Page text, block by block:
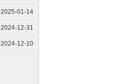
2025-01-14
2024-12-31
2024-12-10